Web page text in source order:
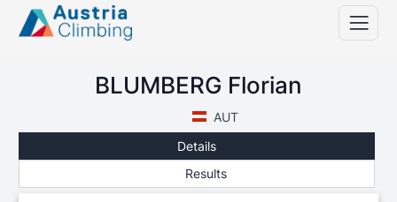
BLUMBERG Florian
AUT
Details
Results